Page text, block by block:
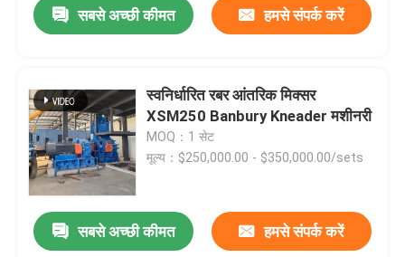
उत्पादों
वीडियो
हमारे बारे में
सबसे अच्छी कीमत हमसे संपर्क करें
स्वनिर्धारित रबर आंतरिक मिक्सर
XSM250 Banbury Kneader मशीनरी
MOQ：1 सेट
मूल्य：$250,000.00 - $350,000.00/sets
सबसे अच्छी कीमत हमसे संपर्क करें